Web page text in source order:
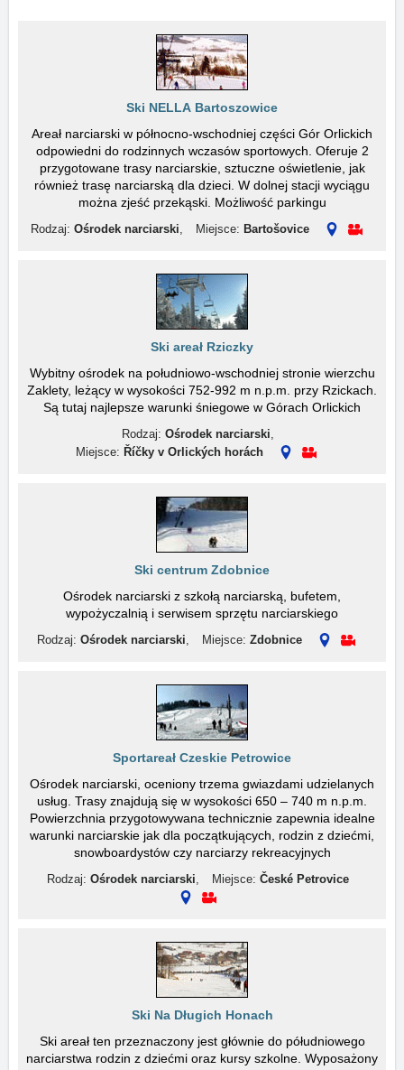
Ski NELLA Bartoszowice
Areał narciarski w północno-wschodniej części Gór Orlickich
odpowiedni do rodzinnych wczasów sportowych. Oferuje 2
przygotowane trasy narciarskie, sztuczne oświetlenie, jak
również trasę narciarską dla dzieci. W dolnej stacji wyciągu
można zjeść przekąski. Możliwość parkingu
Rodzaj: Ośrodek narciarski, Miejsce: Bartošovice
Ski areał Rziczky
Wybitny ośrodek na południowo-wschodniej stronie wierzchu
Zaklety, leżący w wysokości 752-992 m n.p.m. przy Rzickach.
Są tutaj najlepsze warunki śniegowe w Górach Orlickich
Rodzaj: Ośrodek narciarski,
Miejsce: Říčky v Orlických horách
Ski centrum Zdobnice
Ośrodek narciarski z szkołą narciarską, bufetem,
wypożyczalnią i serwisem sprzętu narciarskiego
Rodzaj: Ośrodek narciarski, Miejsce: Zdobnice
Sportareał Czeskie Petrowice
Ośrodek narciarski, oceniony trzema gwiazdami udzielanych
usług. Trasy znajdują się w wysokości 650 – 740 m n.p.m.
Powierzchnia przygotowywana technicznie zapewnia idealne
warunki narciarskie jak dla początkujących, rodzin z dziećmi,
snowboardystów czy narciarzy rekreacyjnych
Rodzaj: Ośrodek narciarski, Miejsce: České Petrovice
Ski Na Długich Honach
Ski areał ten przeznaczony jest głównie do półudniowego
narciarstwa rodzin z dziećmi oraz kursy szkolne. Wyposażony